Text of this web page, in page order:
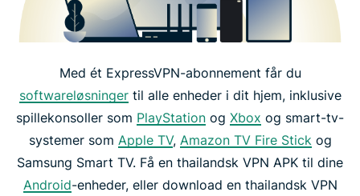
Med ét ExpressVPN-abonnement får du
softwareløsningertil alle enheder i dit hjem, inklusive
spillekonsoller som PlayStation og Xbox og smart-tv-
systemer som Apple TV, Amazon TV Fire Stickog
Samsung Smart TV. Få en thailandsk VPN APK til dine
Android-enheder, eller download en thailandsk VPN